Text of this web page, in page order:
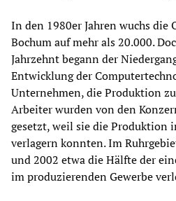
In den 1980er Jahren wuchs die
Bochum auf mehr als 20.000.
Jahrzehnt begann der
Entwicklung der
Unternehmen, die Produktion
Arbeiter wurden von den
gesetzt, weil sie die Produktion
verlagern konnten. Im
und 2002 etwa die Hälfte der
im produzierenden Gewerbe